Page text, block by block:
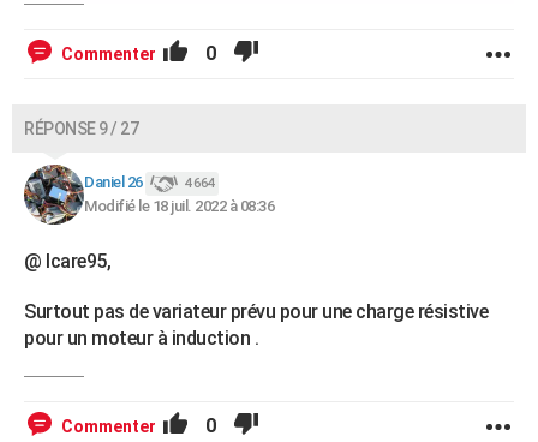
Commenter 0
RÉPONSE 9 / 27
Daniel 26 4 664
Modifié le 18 juil. 2022 à 08:36
@ Icare95,
Surtout pas de variateur prévu pour une charge résistive
pour un moteur à induction .
Commenter 0